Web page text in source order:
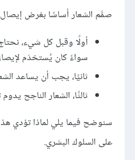
صمَّم الشعار أساسًا بغرض إيصال
أولًا وقبل كل شيء،
سواءً كان يُستخدَم
ثانيًا، يجب أن يساعد
ثالثًا، الشعار الناجح
سنوضح فيما يلي لماذا تؤدي
على السلوك البشري.